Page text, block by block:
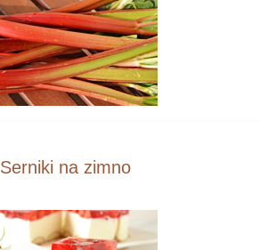
Serniki na zimno